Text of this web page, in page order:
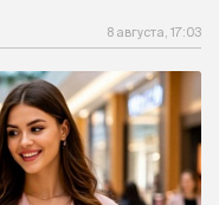
8 августа, 17:03